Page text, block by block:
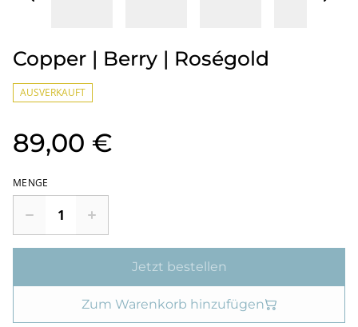
Copper | Berry | Roségold
AUSVERKAUFT
89,00 €
MENGE
Jetzt bestellen
Zum Warenkorb hinzufügen